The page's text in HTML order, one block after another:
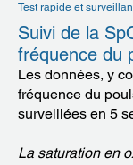
Test rapide et
Suivi de la
fréquence du
Les données, y
fréquence du
surveillées en 5
La saturation en